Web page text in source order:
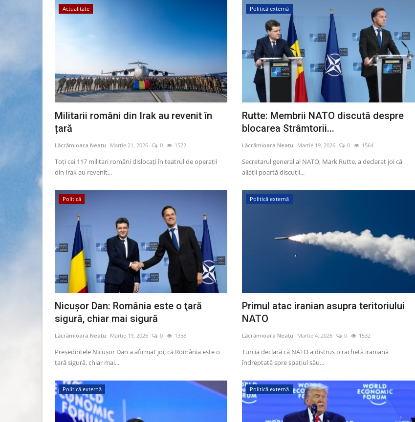
Actualitate
Militarii români din Irak au revenit în
țară
Lăcrămioara Neațu Martie 21, 2026 0 1522
Toți cei 117 militari români dislocați în teatrul de operații
din Irak au revenit...
Politică externă
Rutte: Membrii NATO discută despre
blocarea Strâmtorii...
Lăcrămioara Neațu Martie 19, 2026 0 1564
Secretarul general al NATO, Mark Rutte, a declarat joi că
aliații poartă discuții...
Politică
Nicuşor Dan: România este o ţară
sigură, chiar mai sigură
Lăcrămioara Neațu Martie 19, 2026 0 1358
Preşedintele Nicuşor Dan a afirmat joi, că România este o
ţară sigură, chiar mai...
Politică externă
Primul atac iranian asupra teritoriului
NATO
Lăcrămioara Neațu Martie 4, 2026 0 1532
Turcia declară că NATO a distrus o rachetă iraniană
îndreptată spre spațiul său...
Politică externă Politică externă
Artă & Cultură
Marea soprană Mariana Nicolesco a
decedat la vârsta de...
Lăcrămioara Neațu
Ilie Bolojan: Vom propune creșterea
normei didactice cu...
Lăcrămioara Neațu Iulie 2, 2025